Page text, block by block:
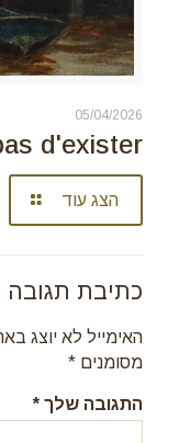
05/04/2026
d'exister
הצג עוד
כתיבת תגובה
האימייל לא יוצג
מסומנים *
התגובה שלך *